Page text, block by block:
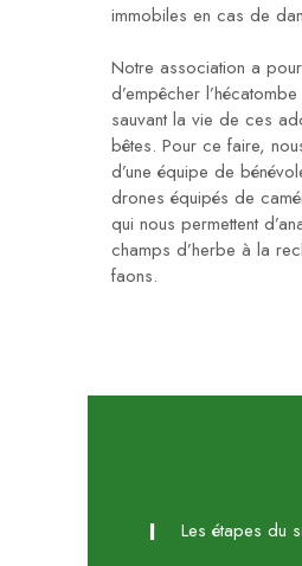
immobiles en cas de
Notre association a
d’empêcher
sauvant la vie de ces
bêtes. Pour ce faire,
d’une équipe de
drones équipés de
qui nous permettent
champs d’herbe à la
faons.
Les étapes du